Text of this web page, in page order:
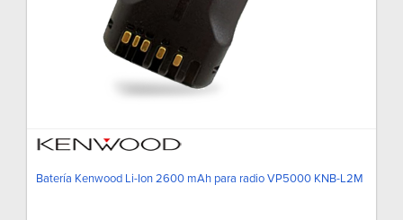
Batería Kenwood Li-Ion 2600 mAh para radio VP5000 KNB-L2M